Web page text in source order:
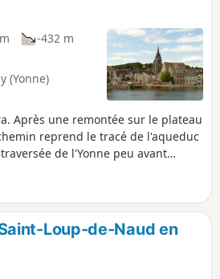
-432 m
(Yonne)
Après une remontée sur le plateau
reprend le tracé de l'aqueduc
de l'Yonne peu avant
Il remonte à travers
sur-Yonne, traverse Saint-
une petite chapelle avant de
étroit sur l'agglomération de
d'intérêt variés.
Loup-de-Naud en